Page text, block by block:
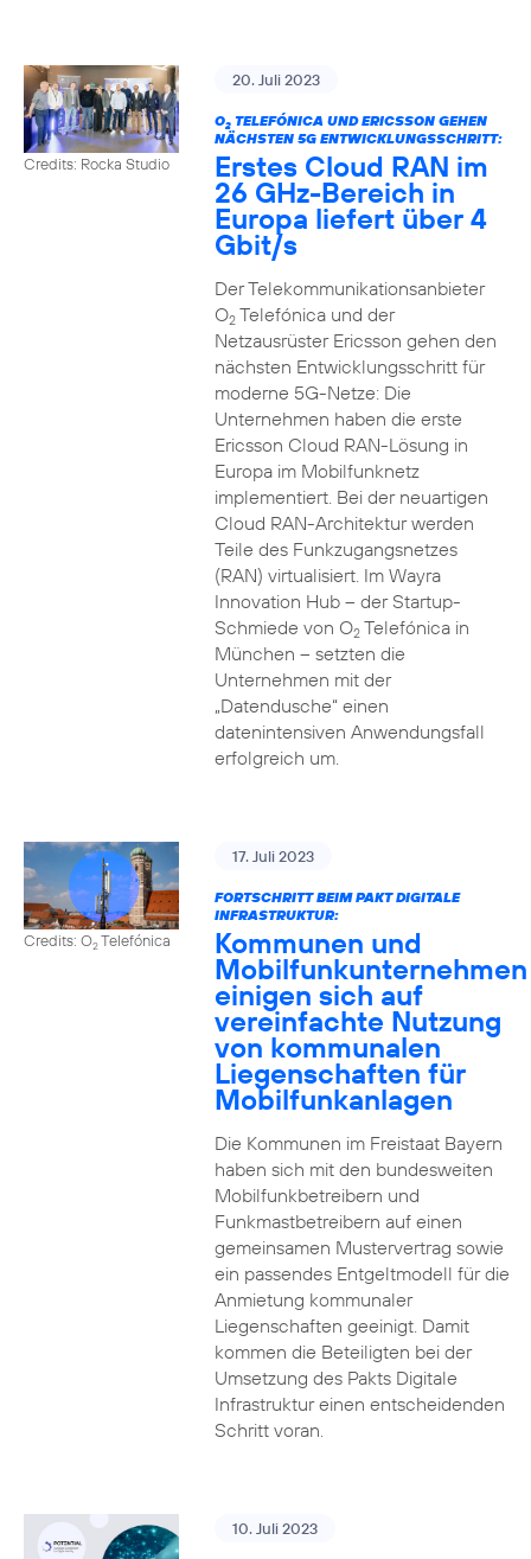
Credits: Rocka Studio
20. Juli 2023
O2TELEFÓNICA UND ERICSSON GEHEN
NÄCHSTEN 5G ENTWICKLUNGSSCHRITT:
Erstes Cloud RAN im
26 GHz-Bereich in
Europa liefert über 4
Gbit/s
Der Telekommunikationsanbieter
O2Telefónica und der
Netzausrüster Ericsson gehen den
nächsten Entwicklungsschritt für
moderne 5G-Netze: Die
Unternehmen haben die erste
Ericsson Cloud RAN-Lösung in
Europa im Mobilfunknetz
implementiert. Bei der neuartigen
Cloud RAN-Architektur werden
Teile des Funkzugangsnetzes
(RAN) virtualisiert. Im Wayra
Innovation Hub – der Startup-
Schmiede von O2Telefónica in
München – setzten die
Unternehmen mit der
„Datendusche“ einen
datenintensiven Anwendungsfall
erfolgreich um.
Credits: O2Telefónica
17. Juli 2023
FORTSCHRITT BEIM PAKT DIGITALE
INFRASTRUKTUR:
Kommunen und
Mobilfunkunternehmen
einigen sich auf
vereinfachte Nutzung
von kommunalen
Liegenschaften für
Mobilfunkanlagen
Die Kommunen im Freistaat Bayern
haben sich mit den bundesweiten
Mobilfunkbetreibern und
Funkmastbetreibern auf einen
gemeinsamen Mustervertrag sowie
ein passendes Entgeltmodell für die
Anmietung kommunaler
Liegenschaften geeinigt. Damit
kommen die Beteiligten bei der
Umsetzung des Pakts Digitale
Infrastruktur einen entscheidenden
Schritt voran.
10. Juli 2023